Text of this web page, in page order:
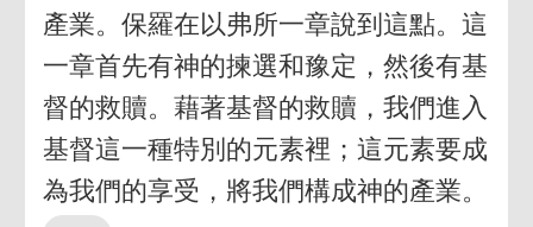
產業。保羅在以弗所一章說到這點。這
一章首先有神的揀選和豫定，然後有基
督的救贖。藉著基督的救贖，我們進入
基督這一種特別的元素裡；這元素要成
為我們的享受，將我們構成神的產業。